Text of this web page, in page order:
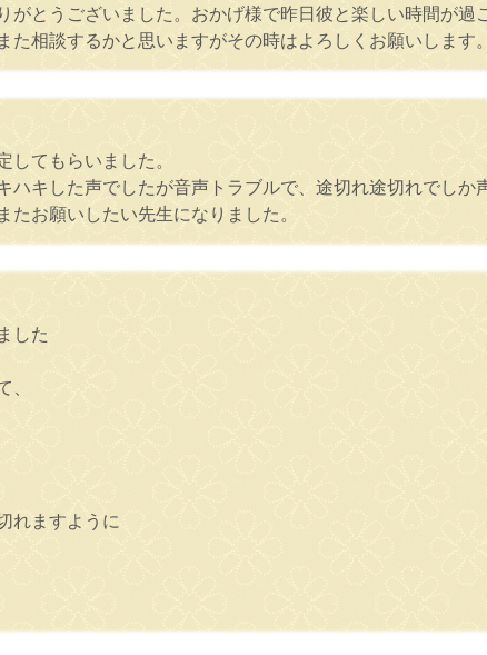
がとうございました。おかげ様で昨日彼と楽しい時間が
た相談するかと思いますがその時はよろしくお願いします。
てもらいました。
ハキした声でしたが音声トラブルで、途切れ途切れでし
お願いしたい先生になりました。
した
れますように